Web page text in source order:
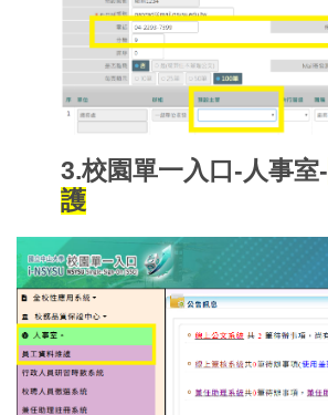
3.校園單一入口-人事室-
護